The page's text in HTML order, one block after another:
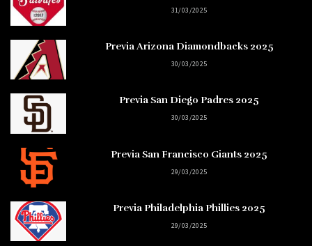
31/03/2025
Previa Arizona Diamondbacks 2025
30/03/2025
Previa San Diego Padres 2025
30/03/2025
Previa San Francisco Giants 2025
29/03/2025
Previa Philadelphia Phillies 2025
29/03/2025